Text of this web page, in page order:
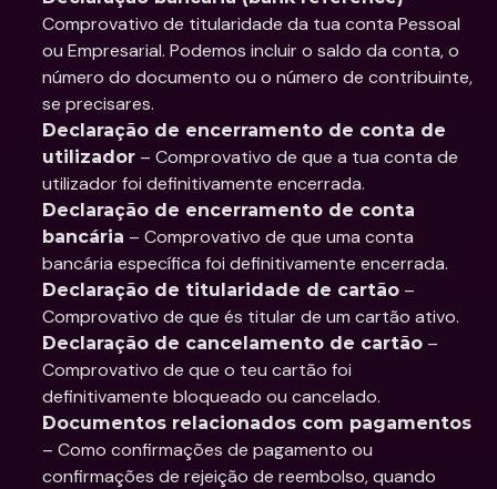
Comprovativo de titularidade da tua conta Pessoal
ou Empresarial. Podemos incluir o saldo da conta, o
número do documento ou o número de contribuinte,
se precisares.
Declaração de encerramento de conta de
utilizador – Comprovativo de que a tua conta de
utilizador foi definitivamente encerrada.
Declaração de encerramento de conta
bancária – Comprovativo de que uma conta
bancária específica foi definitivamente encerrada.
Declaração de titularidade de cartão –
Comprovativo de que és titular de um cartão ativo.
Declaração de cancelamento de cartão –
Comprovativo de que o teu cartão foi
definitivamente bloqueado ou cancelado.
Documentos relacionados com pagamentos
– Como confirmações de pagamento ou
confirmações de rejeição de reembolso, quando